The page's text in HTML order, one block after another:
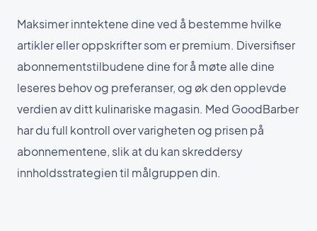
Maksimer inntektene dine ved å bestemme hvilke
artikler eller oppskrifter som er premium. Diversifiser
abonnementstilbudene dine for å møte alle dine
leseres behov og preferanser, og øk den opplevde
verdien av ditt kulinariske magasin. Med GoodBarber
har du full kontroll over varigheten og prisen på
abonnementene, slik at du kan skreddersy
innholdsstrategien til målgruppen din.